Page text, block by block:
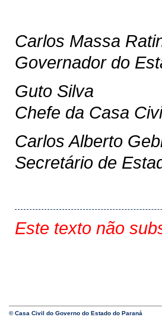
Carlos Massa
Governador do
Guto Silva
Chefe da Casa
Carlos Alberto
Secretário de
Este texto não
© Casa Civil do Governo do Estado do Paraná